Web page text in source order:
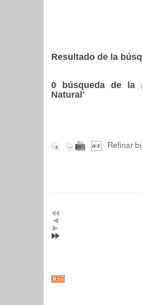
Resultado de la
0 búsqueda de la
Natural'
Refinar